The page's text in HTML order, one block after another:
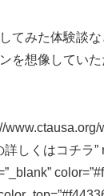
てみた体験談
を想像してい
しくはコチラ”